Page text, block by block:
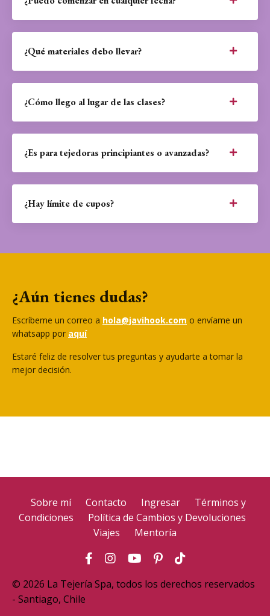
¿Qué materiales debo llevar?
¿Cómo llego al lugar de las clases?
¿Es para tejedoras principiantes o avanzadas?
¿Hay límite de cupos?
¿Aún tienes dudas?
Escríbeme un correo a hola@javihook.com o envíame un
whatsapp por aquí
Estaré feliz de resolver tus preguntas y ayudarte a tomar la
mejor decisión.
Sobre mí Contacto Ingresar
Términos y
Condiciones
Política de Cambios y Devoluciones
Viajes
Mentoría
© 2026 La Tejería Spa, todos los derechos reservados
- Santiago, Chile